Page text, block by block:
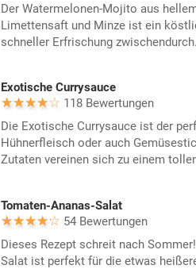
Der Watermelonen-Mojito aus
Limettensaft und Minze ist ein
schneller Erfrischung zwischendurch.
Exotische Currysauce
118 Bewertungen
Die Exotische Currysauce ist der
Hühnerfleisch oder auch
Zutaten vereinen sich zu einem
Tomaten-Ananas-Salat
54 Bewertungen
Dieses Rezept schreit nach
Salat ist perfekt für die etwas